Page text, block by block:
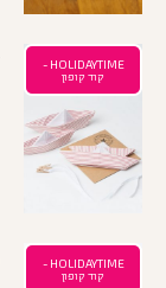
HOLIDAYTIME -
קוד קופון
HOLIDAYTIME -
קוד קופון